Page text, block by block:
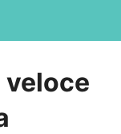
veloce